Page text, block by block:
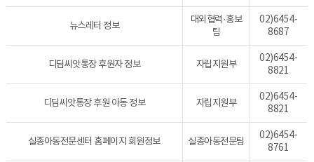
뉴스레터 정보
대외협력·홍보
팀
02)6454-
8687
디딤씨앗통장 후원자 정보 자립지원부
02)6454-
8821
디딤씨앗통장 후원 아동 정보 자립지원부
02)6454-
8821
실종아동전문센터 홈페이지 회원정보 실종아동전문팀
02)6454-
8761